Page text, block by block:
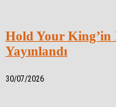
Hold Your King’in
Yayınlandı
30/07/2026